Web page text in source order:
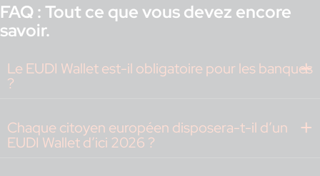
FAQ : Tout ce que vous devez encore
savoir.
Le EUDI Wallet est-il obligatoire pour les banques
?
Chaque citoyen européen disposera-t-il d’un
EUDI Wallet d’ici 2026 ?